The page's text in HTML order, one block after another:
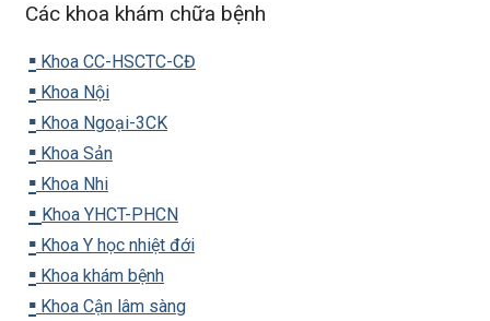
Các khoa khám chữa bệnh
▪️ Khoa CC-HSCTC-CĐ
▪️ Khoa Nội
▪️ Khoa Ngoại-3CK
▪️ Khoa Sản
▪️ Khoa Nhi
▪️ Khoa YHCT-PHCN
▪️ Khoa Y học nhiệt đới
▪️ Khoa khám bệnh
▪️ Khoa Cận lâm sàng